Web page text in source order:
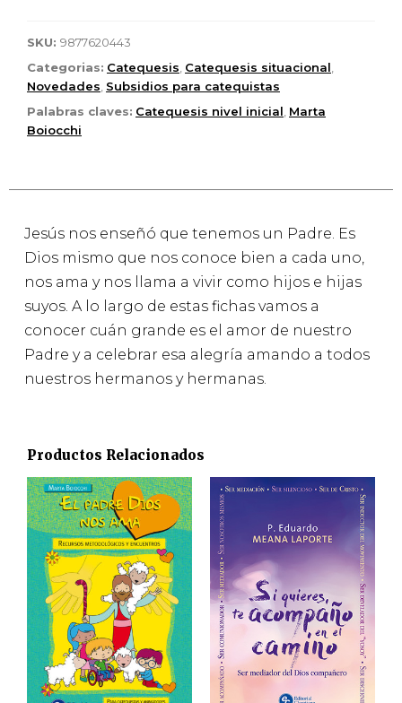
SKU: 9877620443
Categorias: Catequesis, Catequesis situacional,
Novedades, Subsidios para catequistas
Palabras claves: Catequesis nivel inicial, Marta
Boiocchi
Jesús nos enseñó que tenemos un Padre. Es
Dios mismo que nos conoce bien a cada uno,
nos ama y nos llama a vivir como hijos e hijas
suyos. A lo largo de estas fichas vamos a
conocer cuán grande es el amor de nuestro
Padre y a celebrar esa alegría amando a todos
nuestros hermanos y hermanas.
Productos Relacionados